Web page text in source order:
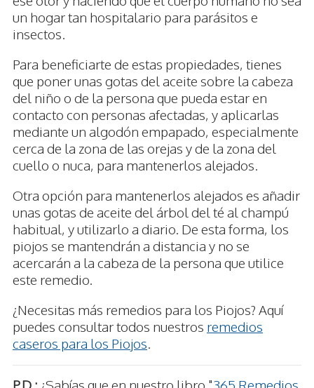
un hogar tan hospitalario para parásitos e
insectos.
Para beneficiarte de estas propiedades, tienes
que poner unas gotas del aceite sobre la cabeza
del niño o de la persona que pueda estar en
contacto con personas afectadas, y aplicarlas
mediante un algodón empapado, especialmente
cerca de la zona de las orejas y de la zona del
cuello o nuca, para mantenerlos alejados.
Otra opción para mantenerlos alejados es añadir
unas gotas de aceite del árbol del té al champú
habitual, y utilizarlo a diario. De esta forma, los
piojos se mantendrán a distancia y no se
acercarán a la cabeza de la persona que utilice
este remedio.
¿Necesitas más remedios para los Piojos? Aquí
puedes consultar todos nuestros remedios
caseros para los Piojos
P.D.: ¿Sabías que en nuestro libro "365 Remedios